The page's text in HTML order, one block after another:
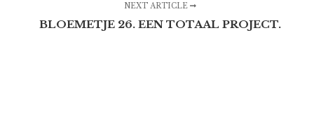
NEXT ARTICLE
BLOEMETJE 26. EEN TOTAAL PROJECT.